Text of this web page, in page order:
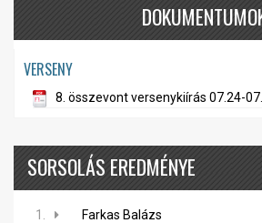
VERSENY
8. összevont versenykiírás 07.24-
SORSOLÁS EREDMÉNYE
1.
Farkas Balázs